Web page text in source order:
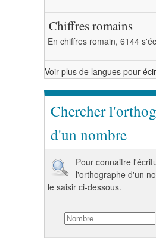
Chiffres romains
En chiffres romain, 6144
Voir plus de langues pour
Chercher
d'un nombre
Pour connaitre
l'orthographe d'un
le saisir ci-dessous.